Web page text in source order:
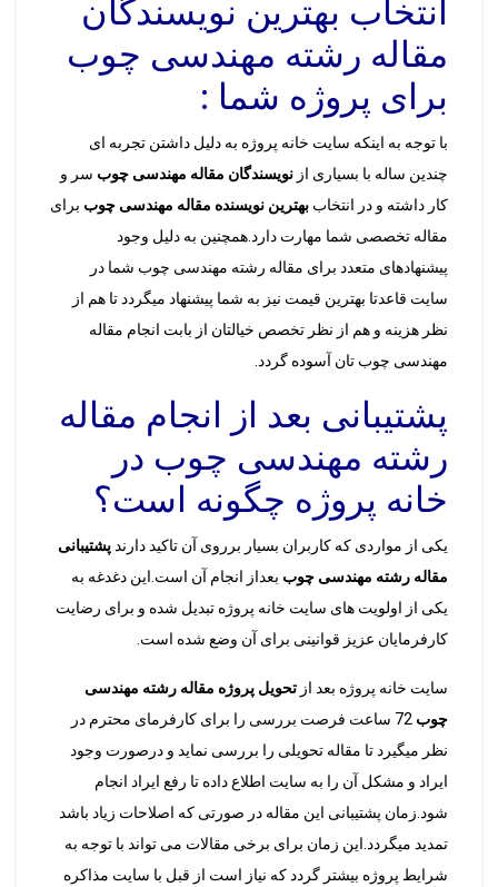
انتخاب بهترین نویسندگان
مقاله رشته مهندسی چوب
برای پروژه شما :
با توجه به اینکه سایت خانه پروژه به دلیل داشتن تجربه ای
چندین ساله با بسیاری از نویسندگان مقاله مهندسی چوب سر و
کار داشته و در انتخاب بهترین نویسنده مقاله مهندسی چوب برای
مقاله تخصصی شما مهارت دارد.همچنین به دلیل وجود
پیشنهادهای متعدد برای مقاله رشته مهندسی چوب شما در
سایت قاعدتا بهترین قیمت نیز به شما پیشنهاد میگردد تا هم از
نظر هزینه و هم از نظر تخصص خیالتان از بابت انجام مقاله
مهندسی چوب تان آسوده گردد.
پشتیبانی بعد از انجام مقاله
رشته مهندسی چوب در
خانه پروژه چگونه است؟
یکی از مواردی که کاربران بسیار برروی آن تاکید دارندپشتیبانی
مقاله رشته مهندسی چوب بعداز انجام آن است.این دغدغه به
یکی از اولویت های سایت خانه پروژه تبدیل شده و برای رضایت
کارفرمایان عزیز قوانینی برای آن وضع شده است.
سایت خانه پروژه بعد از تحویل پروژه مقاله رشته مهندسی
چوب
72 ساعت فرصت بررسی را برای کارفرمای محترم در
نظر میگیرد تا مقاله تحویلی را بررسی نماید و درصورت وجود
ایراد و مشکل آن را به سایت اطلاع داده تا رفع ایراد انجام
شود.زمان پشتیبانی این مقاله در صورتی که اصلاحات زیاد باشد
تمدید میگردد.این زمان برای برخی مقالات می تواند با توجه به
شرایط پروژه بیشتر گردد که نیاز است از قبل با سایت مذاکره